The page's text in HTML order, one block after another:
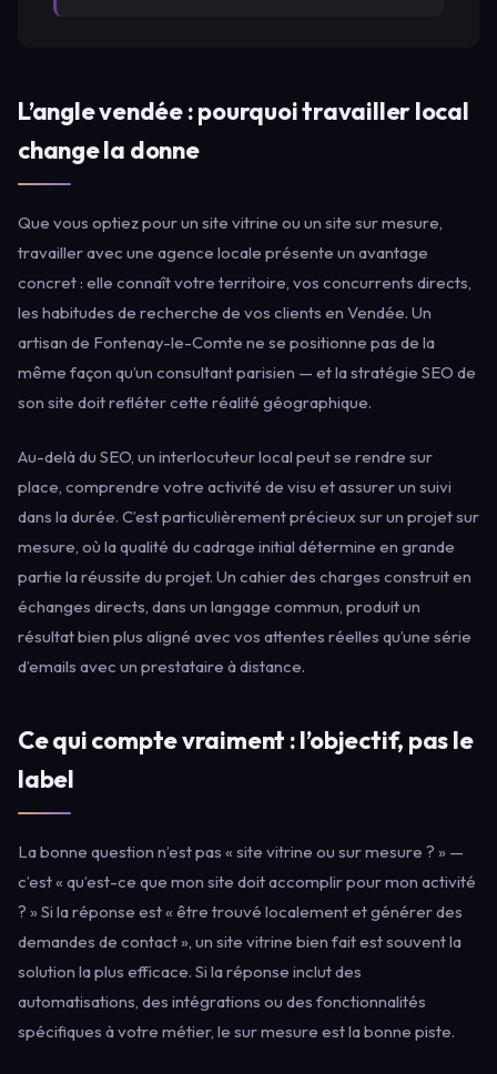
L’angle vendée : pourquoi travailler local
change la donne
Que vous optiez pour un site vitrine ou un site sur mesure,
travailler avec une agence locale présente un avantage
concret : elle connaît votre territoire, vos concurrents directs,
les habitudes de recherche de vos clients en Vendée. Un
artisan de Fontenay-le-Comte ne se positionne pas de la
même façon qu’un consultant parisien — et la stratégie SEO de
son site doit refléter cette réalité géographique.
Au-delà du SEO, un interlocuteur local peut se rendre sur
place, comprendre votre activité de visu et assurer un suivi
dans la durée. C’est particulièrement précieux sur un projet sur
mesure, où la qualité du cadrage initial détermine en grande
partie la réussite du projet. Un cahier des charges construit en
échanges directs, dans un langage commun, produit un
résultat bien plus aligné avec vos attentes réelles qu’une série
d’emails avec un prestataire à distance.
Ce qui compte vraiment : l’objectif, pas le
label
La bonne question n’est pas « site vitrine ou sur mesure ? » —
c’est « qu’est-ce que mon site doit accomplir pour mon activité
? » Si la réponse est « être trouvé localement et générer des
demandes de contact », un site vitrine bien fait est souvent la
solution la plus efficace. Si la réponse inclut des
automatisations, des intégrations ou des fonctionnalités
spécifiques à votre métier, le sur mesure est la bonne piste.